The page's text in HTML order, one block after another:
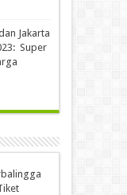
Jakarta
Super